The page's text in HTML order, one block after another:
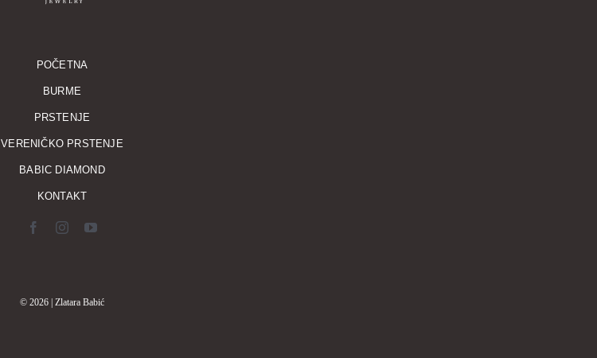
POČETNA
BURME
PRSTENJE
VERENIČKO PRSTENJE
BABIC DIAMOND
KONTAKT
© 2026 | Zlatara Babić